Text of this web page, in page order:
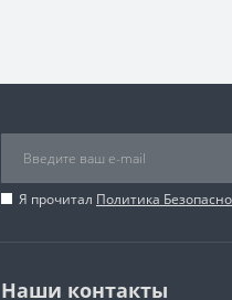
Я прочитал Политика
Наши контакты